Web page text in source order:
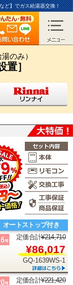
ど】でガス給湯器交換！
湯のみ）
置］
オートストップ付き
定価合計¥214,710
¥86,017
GQ-1639WS-1
定価合計¥221,420